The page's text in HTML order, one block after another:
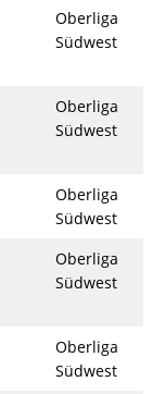
Oberliga
Südwest
Oberliga
Südwest
Oberliga
Südwest
Oberliga
Südwest
Oberliga
Südwest